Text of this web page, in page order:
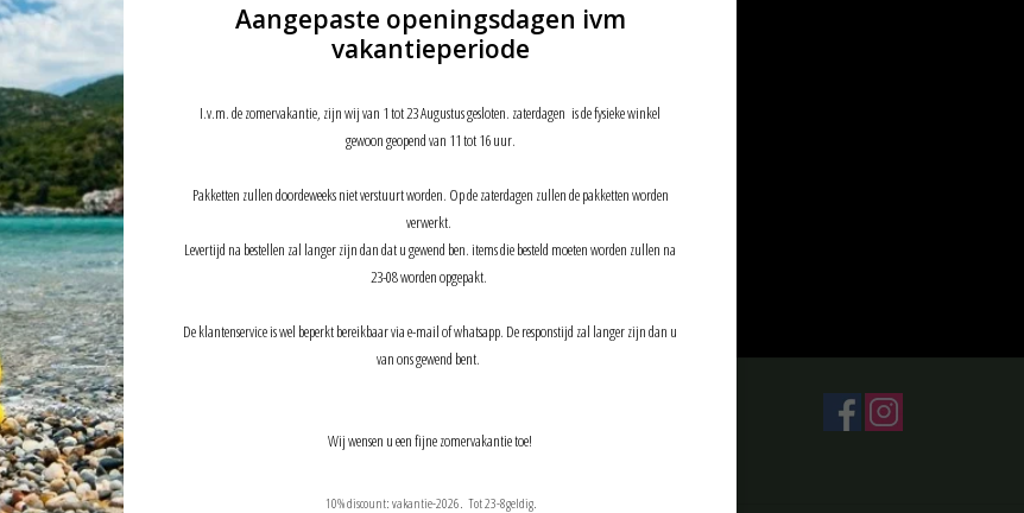
Aangepaste openingsdagen ivm
vakantieperiode
I.v.m. de zomervakantie, zijn wij van 1 tot 23 Augustus gesloten. zaterdagen is de fysieke winkel
gewoon geopend van 11 tot 16 uur.
Pakketten zullen doordeweeks niet verstuurt worden. Op de zaterdagen zullen de pakketten worden
verwerkt.
Levertijd na bestellen zal langer zijn dan dat u gewend ben. items die besteld moeten worden zullen na
23-08 worden opgepakt.
De klantenservice is wel beperkt bereikbaar via e-mail of whatsapp. De responstijd zal langer zijn dan u
van ons gewend bent.
Wij wensen u een fijne zomervakantie toe!
10% discount: vakantie-2026. Tot 23-8geldig.